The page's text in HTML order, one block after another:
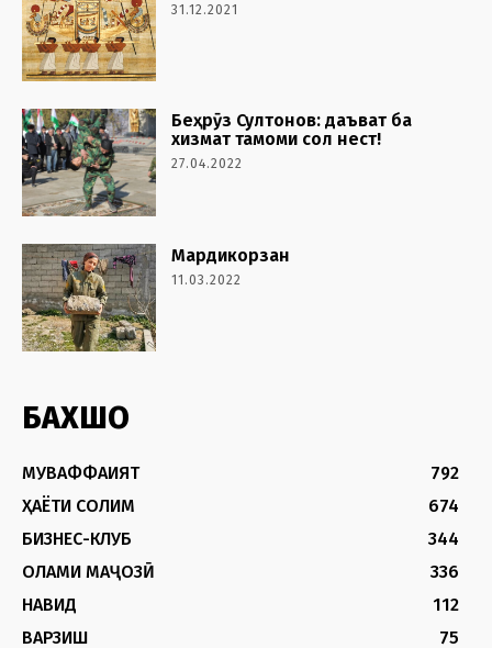
31.12.2021
Беҳрӯз Султонов: даъват ба
хизмат тамоми сол нест!
27.04.2022
Мардикорзан
11.03.2022
БАХШҲО
МУВАФФАҚИЯТ
792
ҲАЁТИ СОЛИМ
674
БИЗНЕС-КЛУБ
344
ОЛАМИ МАҶОЗӢ
336
НАВИД
112
ВАРЗИШ
75